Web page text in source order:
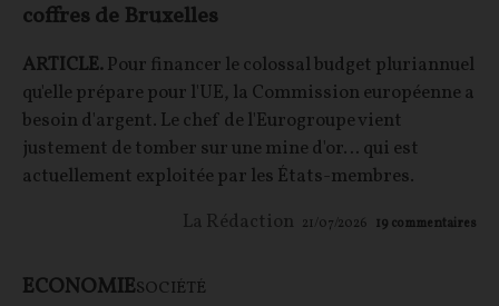
coffres de Bruxelles
ARTICLE.Pour financer le colossal budget pluriannuel
qu'elle prépare pour l'UE, la Commission européenne a
besoin d'argent. Le chef de l'Eurogroupe vient
justement de tomber sur une mine d'or… qui est
actuellement exploitée par les États-membres.
La Rédaction 21/07/2026 19 commentaires
ECONOMIESOCIÉTÉ